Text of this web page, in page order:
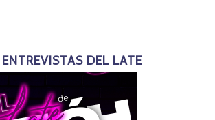
DEL LATE